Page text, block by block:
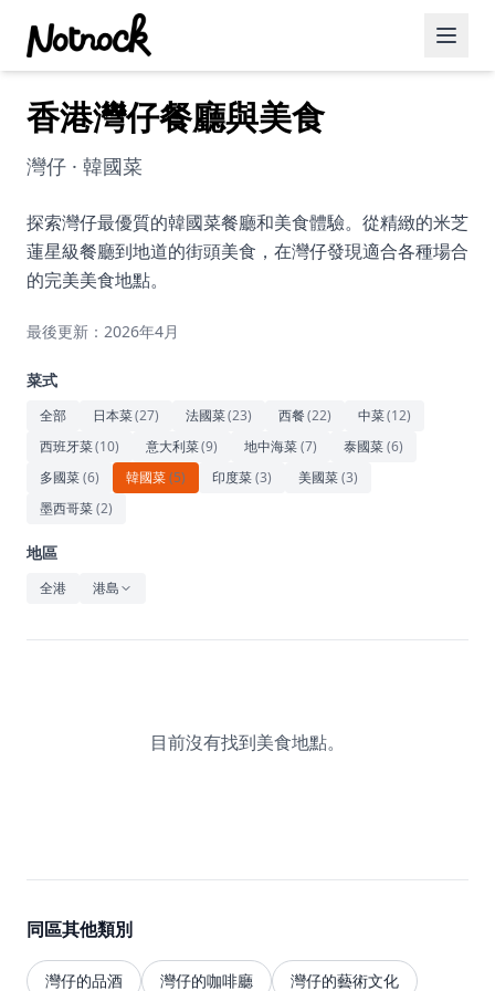
精選活動
博客文章
約會好去處
美食佳餚
藝術文化
休閒
音樂
香港灣仔餐廳與美食
灣仔 · 韓國菜
探索灣仔最優質的韓國菜餐廳和美食體驗。從精緻的米芝
蓮星級餐廳到地道的街頭美食，在灣仔發現適合各種場合
的完美美食地點。
最後更新：2026年4月
菜式
全部 日本菜(27) 法國菜(23) 西餐(22) 中菜(12)
西班牙菜(10) 意大利菜(9) 地中海菜(7) 泰國菜(6)
多國菜(6) 韓國菜(5) 印度菜(3) 美國菜(3)
墨西哥菜(2)
地區
全港 港島
目前沒有找到美食地點。
同區其他類別
灣仔的品酒 灣仔的咖啡廳
灣仔的藝術文化